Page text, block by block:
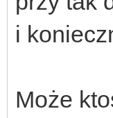
i
Może